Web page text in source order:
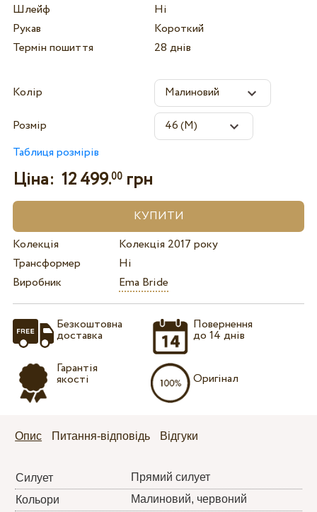
Шлейф
Ні
Рукав
Короткий
Термін пошиття
28 днів
Колір
Розмір
Таблиця розмірів
Ціна: 12 499.00грн
Колекція
Колекція 2017 року
Трансформер
Ні
Виробник
Ema Bride
Безкоштовна
доставка
Гарантія
якості
Повернення
до 14 днів
Оригінал
Опис Питання-відповідь Відгуки
Силует
Прямий силует
Кольори
Малиновий, червоний